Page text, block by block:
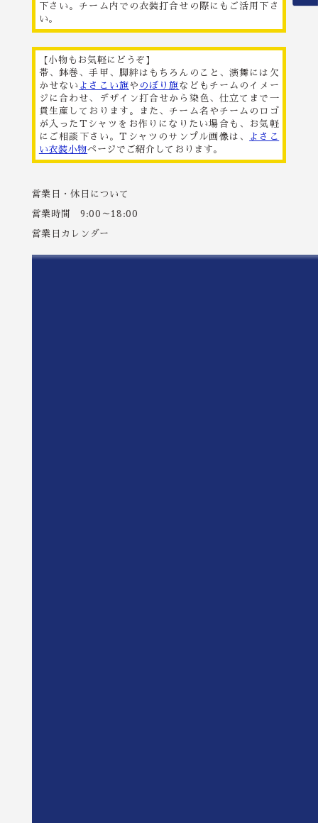
下さい。チーム内での衣装打合せの際にもご活用下さ
い。
【小物もお気軽にどうぞ】
帯、鉢巻、手甲、脚絆はもちろんのこと、演舞には欠
かせない よさこい旗や のぼり旗などもチームのイメー
ジに合わせ、デザイン打合せから染色、仕立てまで一
貫生産しております。また、チーム名やチームのロゴ
が入ったTシャツをお作りになりたい場合も、お気軽
にご相談下さい。Tシャツのサンプル画像は、
よさこ
い衣装小物ページでご紹介しております。
営業日・休日について
営業時間 9:00～18:00
営業日カレンダー